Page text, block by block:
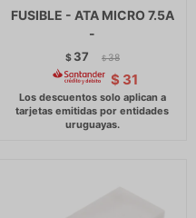
FUSIBLE - ATA MICRO 7.5A
-
$ 37 $ 38
$ 31